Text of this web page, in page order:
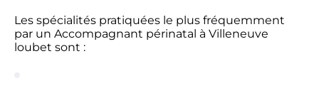
Les spécialités pratiquées le plus fréquemment
par un Accompagnant périnatal à Villeneuve
loubet sont :